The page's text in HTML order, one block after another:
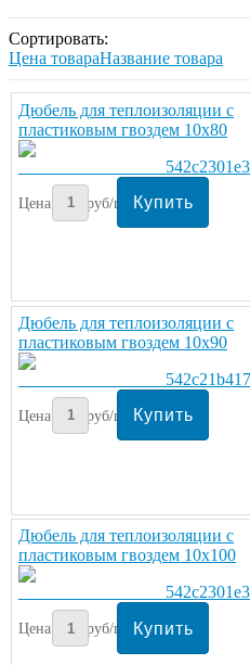
Сортировать:
Цена товараНазвание товара
Дюбель для теплоизоляции с
пластиковым гвоздем 10х80
Цена: 4 руб/шт.
Дюбель для теплоизоляции с
пластиковым гвоздем 10х90
Цена: 4 руб/шт.
Дюбель для теплоизоляции с
пластиковым гвоздем 10х100
Цена: 5 руб/шт.